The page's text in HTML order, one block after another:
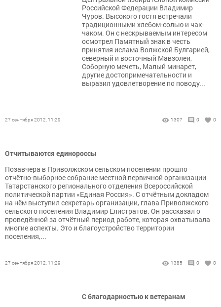
Российской Федерации Владимир
Чуров. Высокого гостя встречали
традиционными хлебом-солью и чак-
чаком. Он с нескрываемым интересом
осмотрел Памятный знак в честь
принятия ислама Волжской Булгарией,
северный и восточный Мавзолеи,
Соборную мечеть, Малый минарет,
другие достопримечательности и
выразил удовлетворение по поводу...
27 сентября 2012, 11:29 1307 0 0
Отчитываются единороссы
Позавчера в Приволжском сельском поселении прошло
отчётно-выборное собрание местной первичной организации
Татарстанского регионального отделения Всероссийской
политической партии «Единая Россия». С отчётным докладом
на нём выступил секретарь организации, глава Приволжского
сельского поселения Владимир Елистратов. Он рассказал о
проведённой за отчётный период работе, которая охватывала
многие аспекты. Это и благоустройство территории
поселения,...
27 сентября 2012, 11:29 1385 0 0
С благодарностью к ветеранам